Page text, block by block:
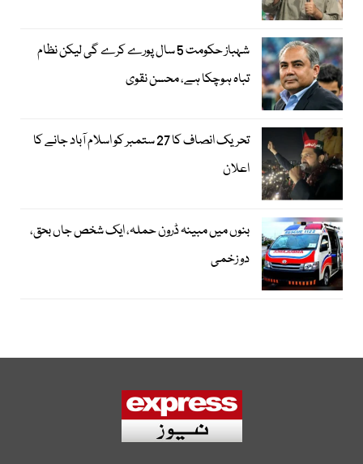
شہباز حکومت 5 سال پورے کرے گی لیکن نظام
تباہ ہوچکا ہے، محسن نقوی
تحریک انصاف کا 27 ستمبر کو اسلام آباد جانے کا
اعلان
بنوں میں مبینہ ڈرون حملہ، ایک شخص جاں بحق،
دو زخمی